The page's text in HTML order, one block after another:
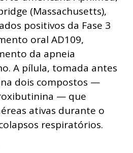
(Massachusetts),
positivos da Fase 3
oral AD109,
da apneia
A pílula, tomada antes
dois compostos —
— que
ativas durante o
respiratórios.